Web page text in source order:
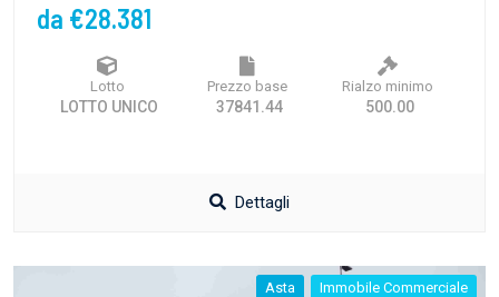
da €28.381
Lotto
LOTTO UNICO
Prezzo base
37841.44
Rialzo minimo
500.00
Dettagli
Asta Immobile Commerciale